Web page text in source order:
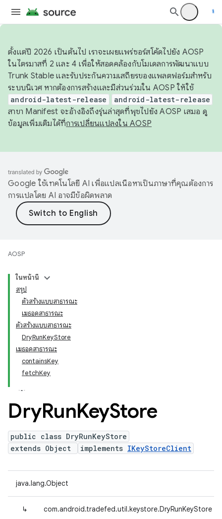
ตั้งแต่ปี 2026 เป็นต้นไป เราจะเผยแพร่ซอร์สโค้ดไปยัง AOSP
ในไตรมาสที่ 2 และ 4 เพื่อให้สอดคล้องกับโมเดลการพัฒนาแบบ
Trunk Stable และรับประกันความเสถียรของแพลตฟอร์มสำหรับ
ระบบนิเวศ หากต้องการสร้างและมีส่วนร่วมใน AOSP ให้ใช้
android-latest-release android-latest-release
สาขา Manifest จะอ้างอิงถึงรุ่นล่าสุดที่พุชไปยัง AOSP เสมอ ดู
ข้อมูลเพิ่มเติมได้ที่การเปลี่ยนแปลงใน AOSP
Google ใช้เทคโนโลยี AI เพื่อแปลเนื้อหาเป็นภาษาที่คุณต้องการ
การแปลโดย AI อาจมีข้อผิดพลาด
AOSP
ในหน้านี้
สรุป
ตัวสร้างแบบสาธารณะ
เมธอดสาธารณะ
ตัวสร้างแบบสาธารณะ
DryRunKeyStore
เมธอดสาธารณะ
containsKey
fetchKey
DryRunKeyStore
public class DryRunKeyStore
extends Object
implements IKeyStoreClient
java.lang.Object
↳ com.android.tradefed.util.keystore.DryRunKeyStore